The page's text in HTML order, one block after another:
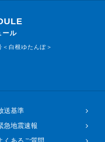
ール
白根ゆたんぽ＞
送基準
急地震速報
よくあるご質問